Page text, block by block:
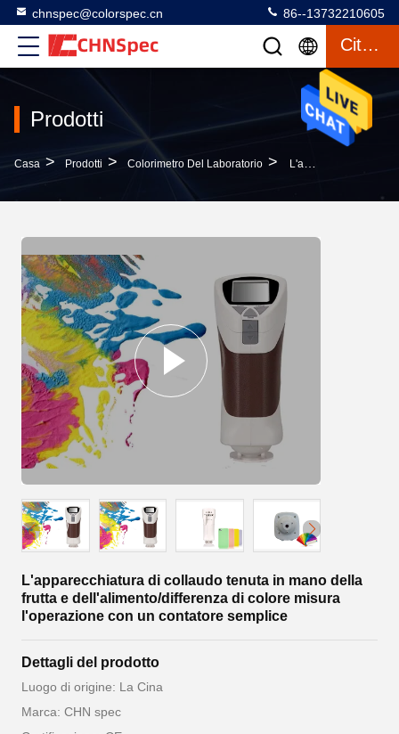
chnspec@colorspec.cn 86--13732210605
Citazione
Prodotti
Casa > Prodotti > Colorimetro Del Laboratorio > L'apparecchiatura Di Collaudo Tenuta In Mano Della Frutta E Dell'alimento/differenza Di Colore Misura L'operazione Con Un Contatore Semplice
L'apparecchiatura di collaudo tenuta in mano della
frutta e dell'alimento/differenza di colore misura
l'operazione con un contatore semplice
Dettagli del prodotto
Luogo di origine: La Cina
Marca: CHN spec